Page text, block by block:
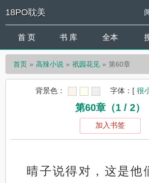
18PO耽美
首 页 书 库 全本
首页 高辣小说 祇园花见 第60章
背景色： 字体： [ 很
第60章（1 / 2）
加入书签
晴子说得对，这是他